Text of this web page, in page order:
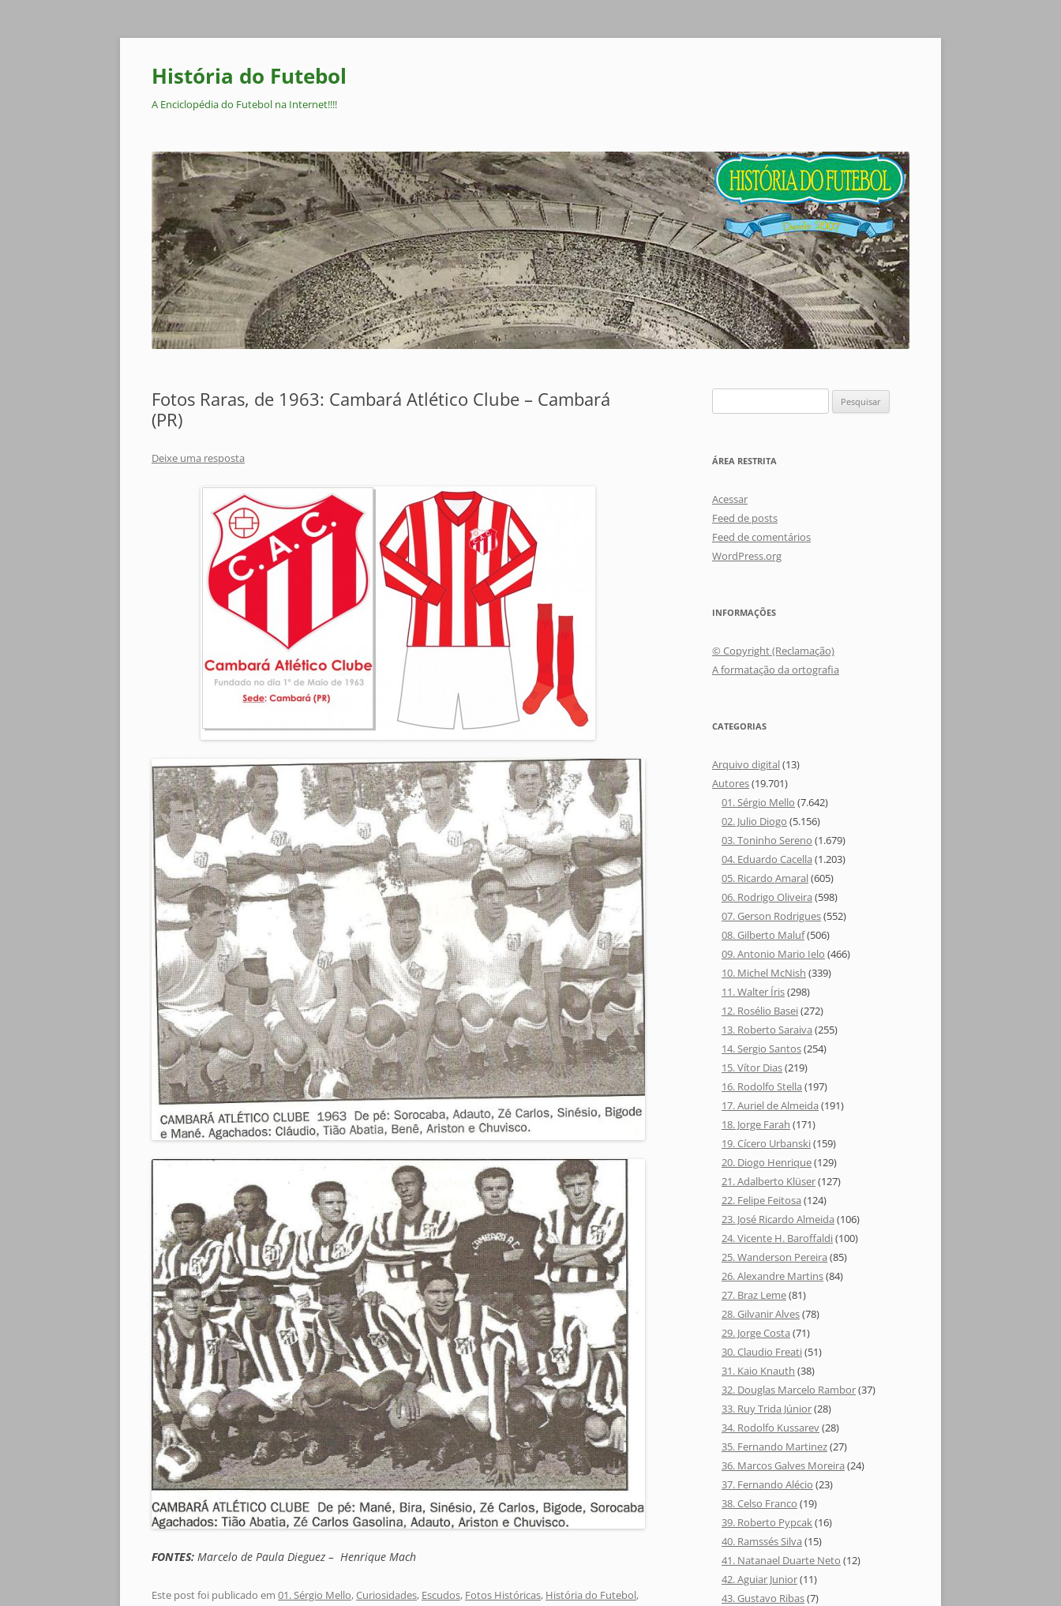
Pular
conteúdo
História do Futebol
A Enciclopédia do Futebol na Internet!!!!
Fotos Raras, de 1963: Cambará Atlético Clube – Cambará
(PR)
Deixe uma resposta
FONTES: Marcelo de Paula Dieguez – Henrique Mach
Este post foi publicado em 01. Sérgio Mello,Curiosidades, Escudos, Fotos Históricas, História do Futebol,
por:
ÁREA RESTRITA
Acessar
Feed de posts
Feed de comentários
WordPress.org
INFORMAÇÕES
© Copyright (Reclamação)
A formatação da ortografia
CATEGORIAS
Arquivo digital(13)
Autores(19.701)
01. Sérgio Mello (7.642)
02. Julio Diogo (5.156)
03. Toninho Sereno (1.679)
04. Eduardo Cacella (1.203)
05. Ricardo Amaral(605)
06. Rodrigo Oliveira (598)
07. Gerson Rodrigues(552)
08. Gilberto Maluf(506)
09. Antonio Mario Ielo (466)
10. Michel McNish (339)
11. Walter Íris(298)
12. Rosélio Basei(272)
13. Roberto Saraiva (255)
14. Sergio Santos(254)
15. Vítor Dias(219)
16. Rodolfo Stella (197)
17. Auriel de Almeida (191)
18. Jorge Farah (171)
19. Cícero Urbanski(159)
20. Diogo Henrique(129)
21. Adalberto Klüser(127)
22. Felipe Feitosa (124)
23. José Ricardo Almeida (106)
24. Vicente H. Baroffaldi(100)
25. Wanderson Pereira (85)
26. Alexandre Martins(84)
27. Braz Leme(81)
28. Gilvanir Alves(78)
29. Jorge Costa (71)
30. Claudio Freati(51)
31. Kaio Knauth (38)
32. Douglas Marcelo Rambor(37)
33. Ruy Trida Júnior(28)
34. Rodolfo Kussarev(28)
35. Fernando Martinez(27)
36. Marcos Galves Moreira (24)
37. Fernando Alécio (23)
38. Celso Franco (19)
39. Roberto Pypcak(16)
40. Ramssés Silva (15)
41. Natanael Duarte Neto (12)
42. Aguiar Junior(11)
43. Gustavo Ribas(7)